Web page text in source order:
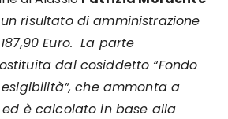
risultato di amministrazione
Euro. La parte
dal cosiddetto “Fondo
che ammonta a
ed è calcolato in base alla